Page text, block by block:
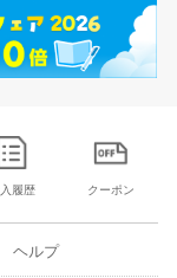
履歴 クーポン
ヘルプ